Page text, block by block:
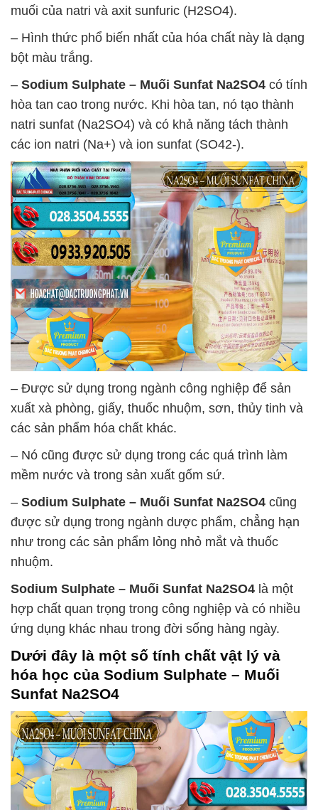
muối của natri và axit sunfuric (H2SO4).
– Hình thức phổ biến nhất của hóa chất này là dạng
bột màu trắng.
– Sodium Sulphate – Muối Sunfat Na2SO4 có tính
hòa tan cao trong nước. Khi hòa tan, nó tạo thành
natri sunfat (Na2SO4) và có khả năng tách thành
các ion natri (Na+) và ion sunfat (SO42-).
– Được sử dụng trong ngành công nghiệp để sản
xuất xà phòng, giấy, thuốc nhuộm, sơn, thủy tinh và
các sản phẩm hóa chất khác.
– Nó cũng được sử dụng trong các quá trình làm
mềm nước và trong sản xuất gốm sứ.
– Sodium Sulphate – Muối Sunfat Na2SO4 cũng
được sử dụng trong ngành dược phẩm, chẳng hạn
như trong các sản phẩm lỏng nhỏ mắt và thuốc
nhuộm.
Sodium Sulphate – Muối Sunfat Na2SO4 là một
hợp chất quan trọng trong công nghiệp và có nhiều
ứng dụng khác nhau trong đời sống hàng ngày.
Dưới đây là một số tính chất vật lý và
hóa học của Sodium Sulphate – Muối
Sunfat Na2SO4